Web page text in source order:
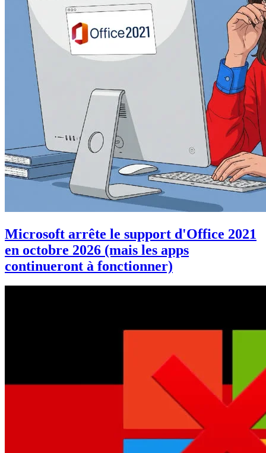
Microsoft arrête le support d'Office 2021
en octobre 2026 (mais les apps
continueront à fonctionner)